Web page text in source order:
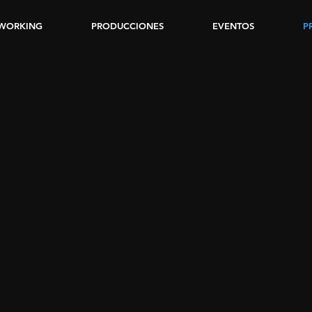
PRODUCCIONES EVENTOS